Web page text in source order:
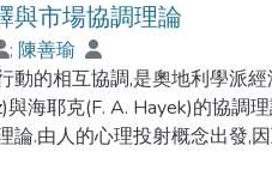
is well documented in
World War, Taiwan has
industrial economy. This
of Taiwan's success and
is generally admitted by
success is, to a large
與市場協調理論
; 陳善瑜
動的相互協調,是奧地利學派
與海耶克(F. A. Hayek)的協調
論.由人的心理投射概念出發,